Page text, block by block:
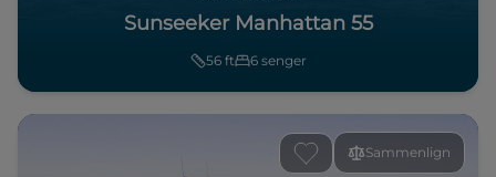
Sunseeker Manhattan 55
56 ft 6 senger
Sammenlign